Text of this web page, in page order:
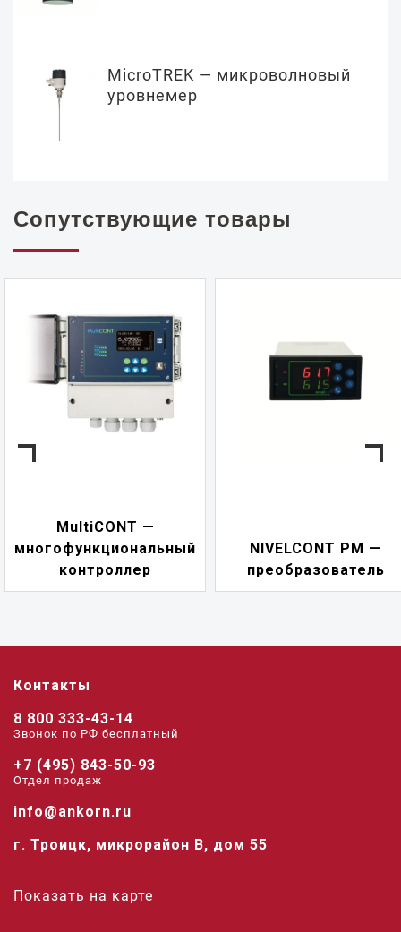
MicroTREK — микроволновый
уровнемер
Сопутствующие товары
NIVELCONT PM —
преобразователь
переключатель
Контакты
8 800 333-43-14
Звонок по РФ беcплатный
+7 (495) 843-50-93
Отдел продаж
info@ankorn.ru
г. Троицк, микрорайон В, дом 55
Показать на карте